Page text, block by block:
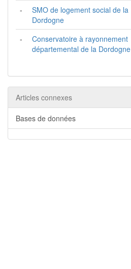
-
SMO de logement social de la
Dordogne
-
Conservatoire à rayonnement
départemental de la Dordogne
Articles connexes
Bases de données